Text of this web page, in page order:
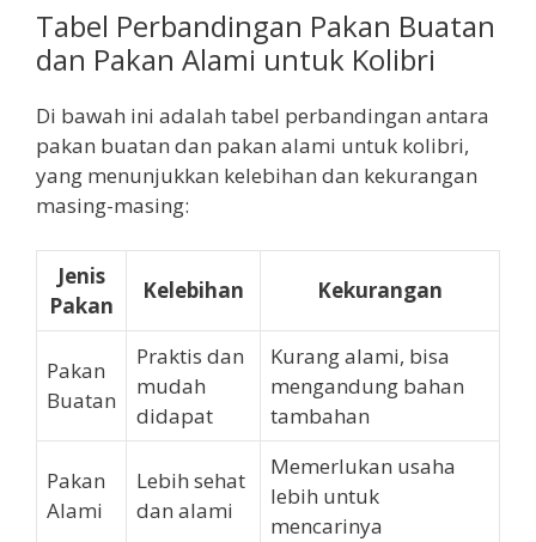
Tabel Perbandingan Pakan Buatan
dan Pakan Alami untuk Kolibri
Di bawah ini adalah tabel perbandingan antara
pakan buatan dan pakan alami untuk kolibri,
yang menunjukkan kelebihan dan kekurangan
masing-masing:
Jenis
Pakan
Kelebihan Kekurangan
Pakan
Buatan
Praktis dan
mudah
didapat
Kurang alami, bisa
mengandung bahan
tambahan
Pakan
Alami
Lebih sehat
dan alami
Memerlukan usaha
lebih untuk
mencarinya